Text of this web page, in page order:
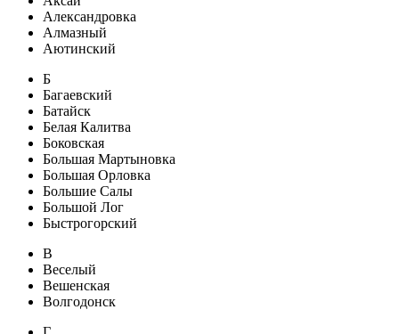
Александровка
Алмазный
Аютинский
Б
Багаевский
Батайск
Белая Калитва
Боковская
Большая Мартыновка
Большая Орловка
Большие Салы
Большой Лог
Быстрогорский
В
Веселый
Вешенская
Волгодонск